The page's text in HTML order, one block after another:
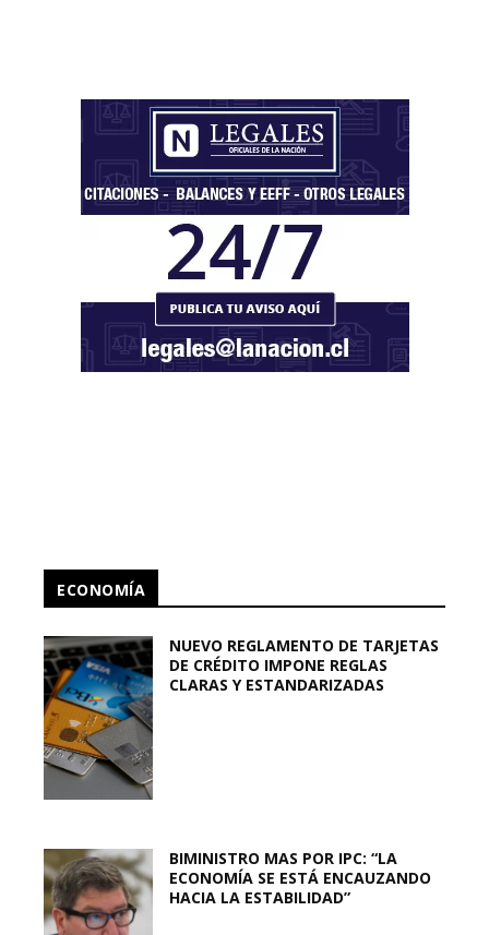
ECONOMÍA
NUEVO REGLAMENTO DE TARJETAS
DE CRÉDITO IMPONE REGLAS
CLARAS Y ESTANDARIZADAS
BIMINISTRO MAS POR IPC: “LA
ECONOMÍA SE ESTÁ ENCAUZANDO
HACIA LA ESTABILIDAD”